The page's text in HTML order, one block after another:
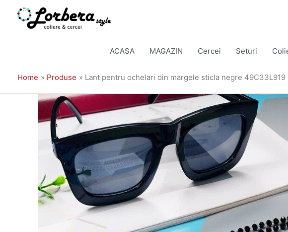
ACASA MAGAZIN Cercei Seturi
Home Produse Lant pentru ochelari din margele sticla negre 49C33L919